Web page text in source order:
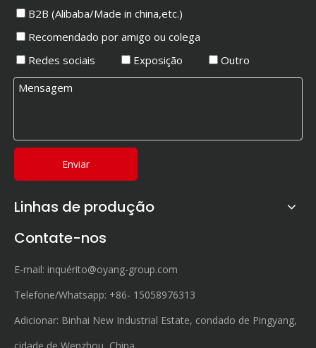
B2B (Alibaba/Made in china,etc.)
Recomendado por amigo ou colega
Redes sociais
Exposição Outro
Enviar
Linhas de produção
Contate-nos
E-mail: inquérito@oyang-group.com
Telefone/Whatsapp: +86- 15058976313
Adicionar: Binhai New Industrial Estate, condado de Pingyang,